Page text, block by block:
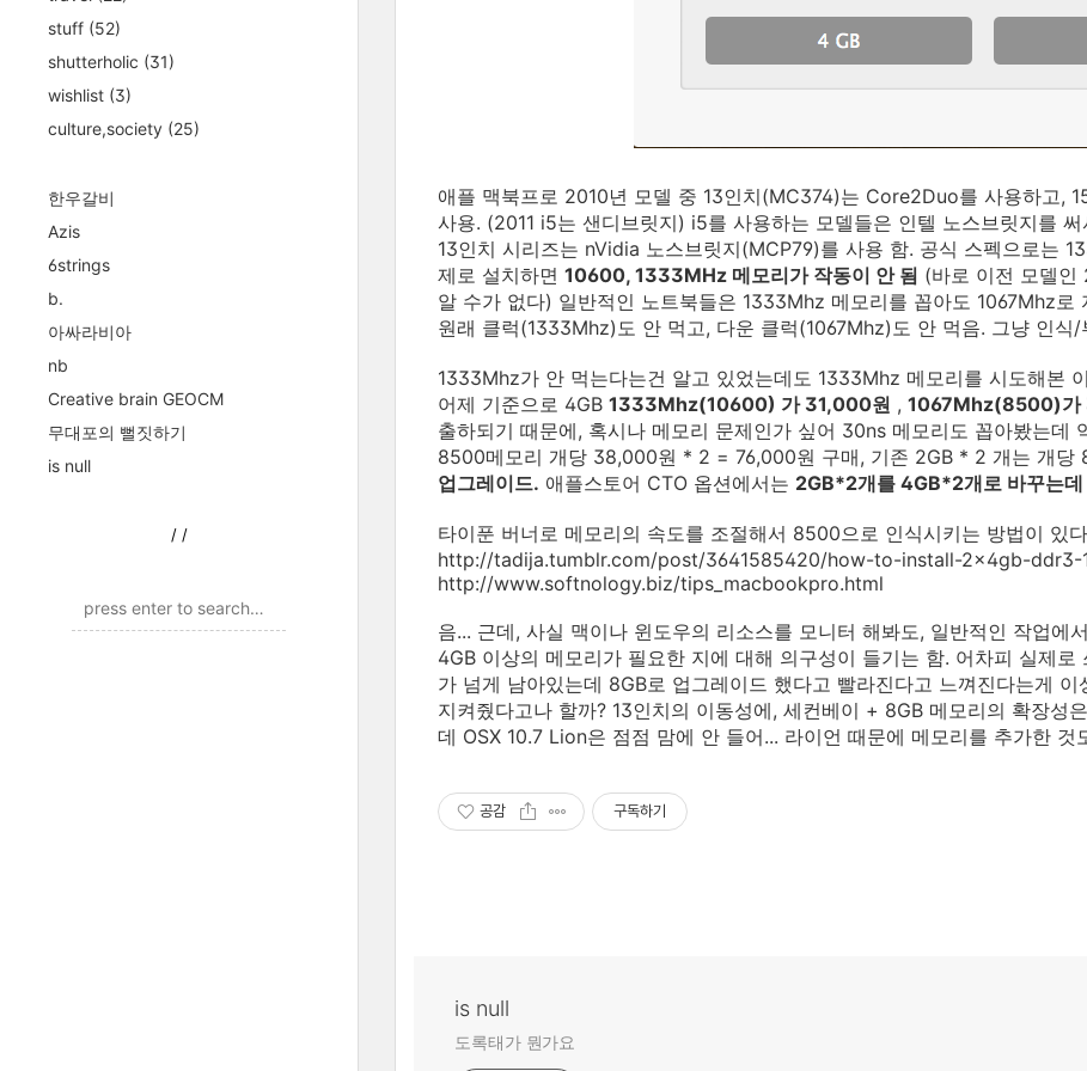
stuff (52)
shutterholic (31)
wishlist (3)
culture,society (25)
한우갈비
Azis
6strings
b.
아싸라비아
nb
Creative brain GEOCM
무대포의 뻘짓하기
is null
/ /
애플 맥북프로 2010년 모델 중 13인치(MC374)는 Core2Duo를 사용하고,
사용. (2011 i5는 샌디브릿지) i5를 사용하는 모델들은 인텔 노스브릿지를
13인치 시리즈는 nVidia 노스브릿지(MCP79)를 사용 함. 공식 스펙으로는
제로 설치하면 10600, 1333MHz 메모리가 작동이 안 됨 (바로 이전 모델인
알 수가 없다) 일반적인 노트북들은 1333Mhz 메모리를 꼽아도 1067Mhz
원래 클럭(1333Mhz)도 안 먹고, 다운 클럭(1067Mhz)도 안 먹음. 그냥 인식/
1333Mhz가 안 먹는다는건 알고 있었는데도 1333Mhz 메모리를 시도해본
어제 기준으로 4GB 1333Mhz(10600) 가 31,000원 , 1067Mhz(8500)가
출하되기 때문에, 혹시나 메모리 문제인가 싶어 30ns 메모리도 꼽아봤는데
8500메모리 개당 38,000원 * 2 = 76,000원 구매, 기존 2GB * 2 개는 개당
업그레이드. 애플스토어 CTO 옵션에서는 2GB*2개를 4GB*2개로 바꾸는
타이푼 버너로 메모리의 속도를 조절해서 8500으로 인식시키는 방법이 있
http://tadija.tumblr.com/post/3641585420/how-to-install-2x4gb-ddr3-
http://www.softnology.biz/tips_macbookpro.html
음... 근데, 사실 맥이나 윈도우의 리소스를 모니터 해봐도, 일반적인 작업에
4GB 이상의 메모리가 필요한 지에 대해 의구성이 들기는 함. 어차피 실제
가 넘게 남아있는데 8GB로 업그레이드 했다고 빨라진다고 느껴진다는게
지켜줬다고나 할까? 13인치의 이동성에, 세컨베이 + 8GB 메모리의 확장
데 OSX 10.7 Lion은 점점 맘에 안 들어... 라이언 때문에 메모리를 추가한
공감 구독하기
is null
도록태가 뭔가요